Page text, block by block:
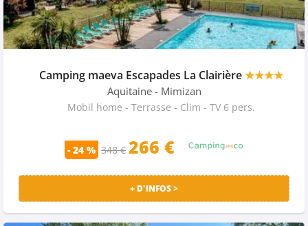
Camping maeva Escapades La Clairière★★★★
Aquitaine - Mimizan
Mobil home - Terrasse - Clim - TV 6 pers.
- 24 % 348 € 266 €
+ D'INFOS >